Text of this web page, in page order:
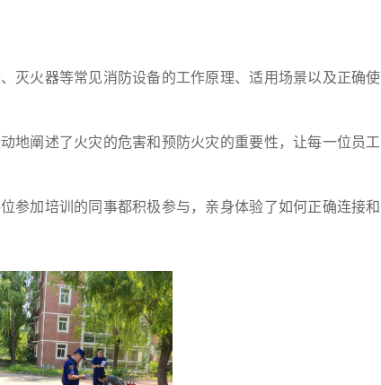
灭火器等常见消防设备的工作原理、适用场景以及正确使
地阐述了火灾的危害和预防火灾的重要性，让每一位员工
参加培训的同事都积极参与，亲身体验了如何正确连接和